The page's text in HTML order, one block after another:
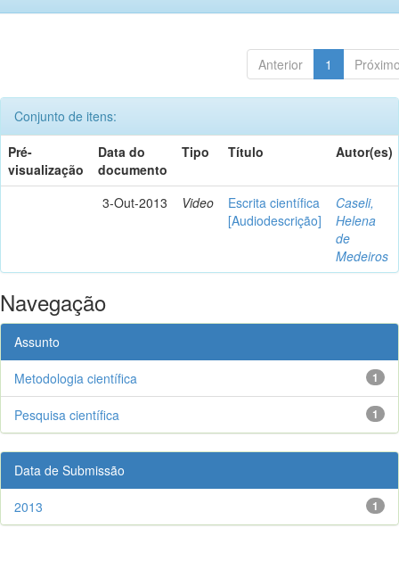
Anterior 1
Conjunto de itens:
Pré-
visualização
Data do
documento
Tipo Título Autor(es)
3-Out-2013 Video
Escrita científica
[Audiodescrição]
Caseli,
Helena
de
Medeiros
Navegação
Assunto
1
Metodologia científica
1
Pesquisa científica
Data de Submissão
1
2013